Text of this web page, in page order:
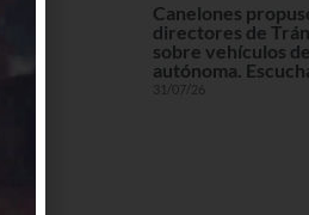
Canelones
directores de
sobre vehículos
autónoma.
31/07/26